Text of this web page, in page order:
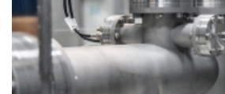
Пруток квадратный алюминиевый
Полоса алюминиевая
Пруток шестигранный алюминиевый